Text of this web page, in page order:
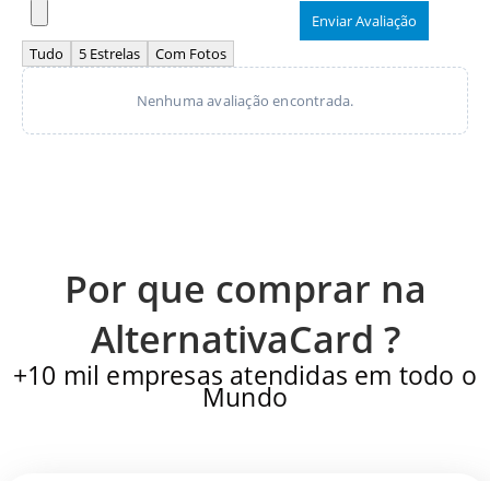
Enviar Avaliação
Tudo
5 Estrelas Com Fotos
Nenhuma avaliação encontrada.
Por que comprar na
AlternativaCard ?
+10 mil empresas atendidas em todo o
Mundo